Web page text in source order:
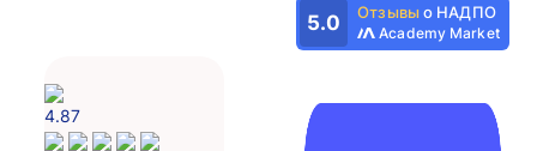
5.0 Отзывыо НАДПО
Academy Market
4.87